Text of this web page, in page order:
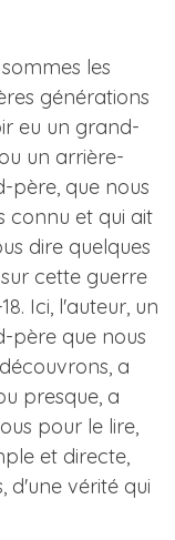
les
générations
eu un grand-
un arrière-
père, que nous
connu et qui ait
dire quelques
cette guerre
Ici, l'auteur, un
père que nous
a
presque, a
pour le lire,
et directe,
d'une vérité qui